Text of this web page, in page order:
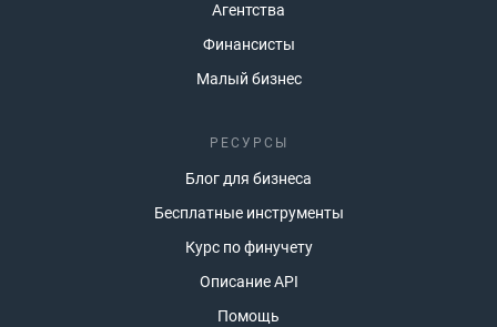
Агентства
Финансисты
Малый бизнес
РЕСУРСЫ
Блог для бизнеса
Бесплатные инструменты
Курс по финучету
Описание API
Помощь